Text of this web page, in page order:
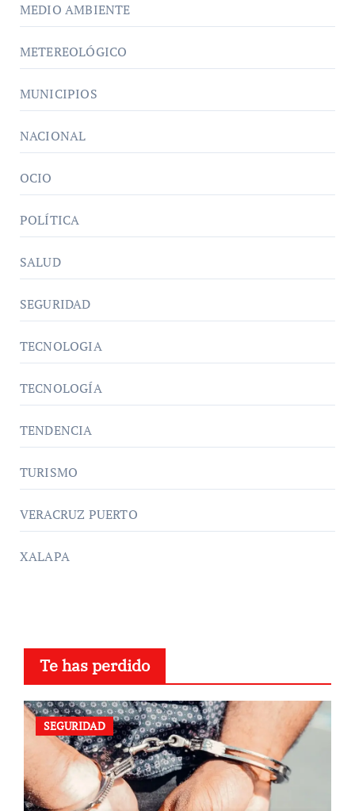
MEDIO AMBIENTE
METEREOLÓGICO
MUNICIPIOS
NACIONAL
OCIO
POLÍTICA
SALUD
SEGURIDAD
TECNOLOGIA
TECNOLOGÍA
TENDENCIA
TURISMO
VERACRUZ PUERTO
XALAPA
Te has perdido
SEGURIDAD